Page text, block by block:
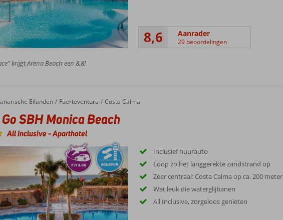
8,6 Aanrader
29 beoordelingen
krijgt Arena Beach een 8,8!
Eilanden Fuerteventura Costa Calma
SBH Monica Beach
All Inclusive-Aparthotel
Inclusief huurauto
Loop zo het langgerekte zandstrand op
Zeer centraal: Costa Calma op ca. 200 meter
Wat leuk die waterglijbanen
All Inclusive, zorgeloos genieten